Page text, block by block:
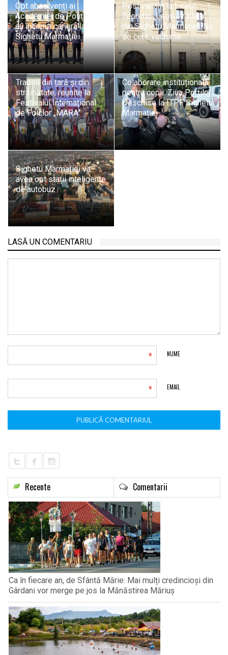
Opt absolvenți ai
Academiei de Poliție și-
au început cariera la ITPF
Sighetu Marmației
Post vacant la Liceul
Teoretic „Leowey Klara”
din Sighetu Marmației. Nu
se cere vechime
Tradiții din țară și din
străinătate, reunite la
Festivalul Internațional
de Folclor „MARA”
Colaborare instituțională
pentru copii: Ziua Porților
Deschise la ITPF Sighetu
Marmației
Sighetu Marmației va
avea opt stații inteligente
de autobuz
LASĂ UN COMENTARIU
NUME
*
EMAIL
*
Recente Comentarii
Ca în fiecare an, de Sfântă Mărie: Mai mulți credincioși din
Gârdani vor merge pe jos la Mănăstirea Măriuș